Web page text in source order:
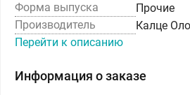
Форма выпуска
Прочие
Производитель
Калце
Перейти к описанию
Информация о заказе